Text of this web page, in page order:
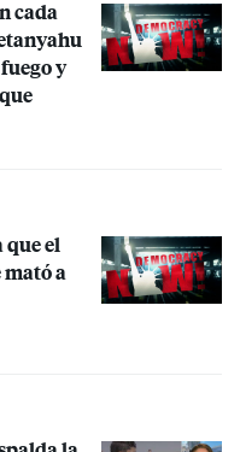
cada
y
que el
mató a